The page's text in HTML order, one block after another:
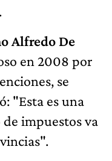
Alfredo De
en 2008 por
se
"Esta es una
impuestos va